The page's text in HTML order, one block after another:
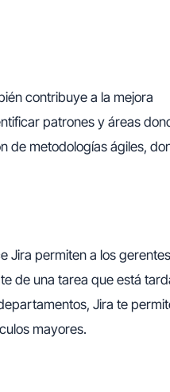
contribuye a la mejora
patrones y áreas
de metodologías ágiles,
Jira permiten a los gerentes
de una tarea que está
Jira te
mayores.